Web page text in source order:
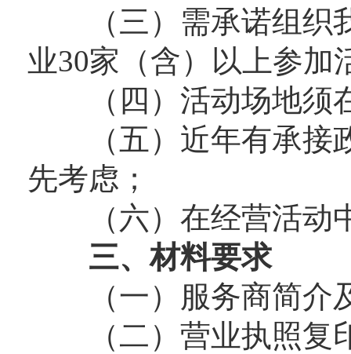
（三）需承诺组织我
业30家（含）以上参加
（四）活动场地须
（五）近年有承接政
先考虑；
（六）在经营活动
三、材料要求
（一）服务商简介及
（二）营业执照复